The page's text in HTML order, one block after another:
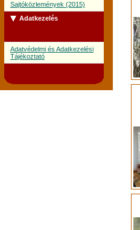
Sajtóközlemények (2015)
Adatkezelés
Adatvédelmi és Adatkezelési
Tájékoztató